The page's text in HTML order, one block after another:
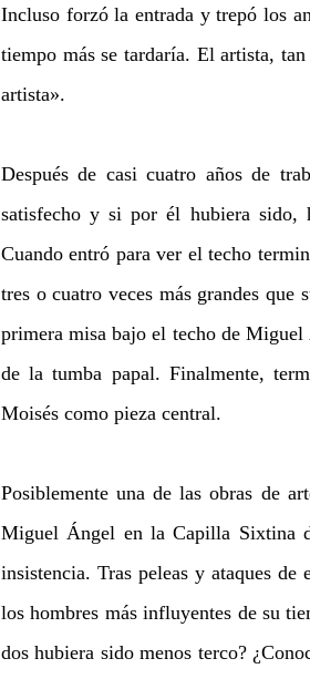
Incluso forzó la entrada y trepó los
tiempo más se tardaría. El artista,
artista».
Después de casi cuatro años de
satisfecho y si por él hubiera sido,
Cuando entró para ver el techo
tres o cuatro veces más grandes
primera misa bajo el techo de
de la tumba papal. Finalmente,
Moisés como pieza central.
Posiblemente una de las obras de
Miguel Ángel en la Capilla Sixtina
insistencia. Tras peleas y ataques
los hombres más influyentes de su
dos hubiera sido menos terco?